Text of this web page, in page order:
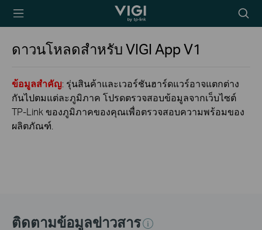
TP-Link, Reliably
icon
ดาวนโหลดสำหรับVIGI AppV1
ข้อมูลสำคัญ: รุ่นสินค้าและเวอร์ชันฮาร์ดแวร์อาจแตกต่าง
กันไปตมแต่ละภูมิภาค โปรดตรวจสอบข้อมูลจากเว็บไซต์
TP-Link ของภูมิภาคของคุณเพื่อตรวจสอบความพร้อมของ
ผลิตภัณฑ์.
ติดตามข้อมูลข่าวสาร